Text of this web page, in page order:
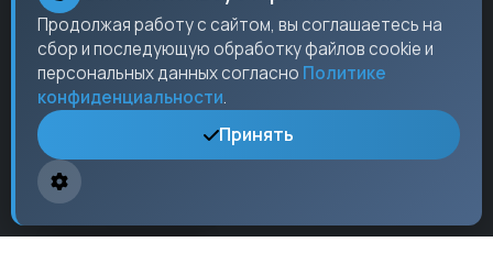
Контакты
Пресс-центр
Контакты
Москва,
Продолжая работу с сайтом, вы соглашаетесь на
сбор и последующую обработку файлов cookie и
персональных данных согласно Политике
конфиденциальности.
Принять